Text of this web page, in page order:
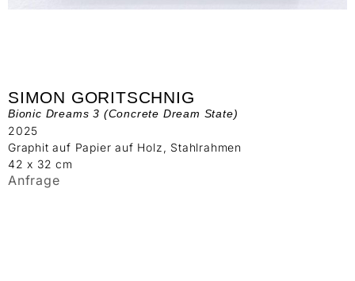
SIMON GORITSCHNIG
Bionic Dreams 3 (Concrete Dream State)
2025
Graphit auf Papier auf Holz, Stahlrahmen
42 x 32 cm
Anfrage